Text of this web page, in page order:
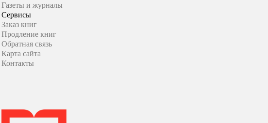
Газеты и журналы
Сервисы
Заказ книг
Продление книг
Обратная связь
Карта сайта
Контакты